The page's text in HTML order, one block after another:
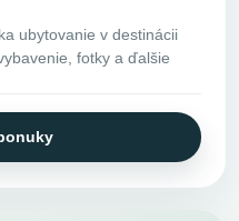
ubytovanie v destinácii
fotky a ďalšie